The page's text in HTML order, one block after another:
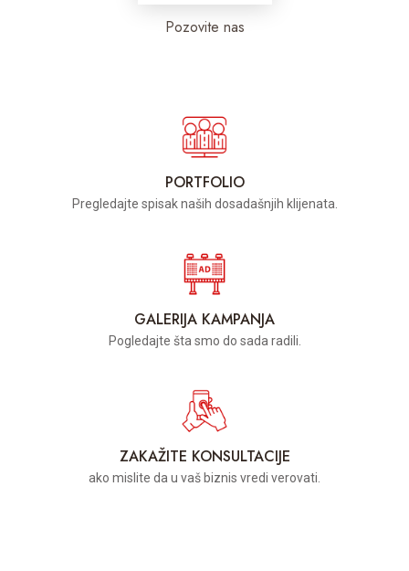
Pozovite nas
PORTFOLIO
Pregledajte spisak naših dosadašnjih klijenata.
GALERIJA KAMPANJA
Pogledajte šta smo do sada radili.
ZAKAŽITE KONSULTACIJE
ako mislite da u vaš biznis vredi verovati.